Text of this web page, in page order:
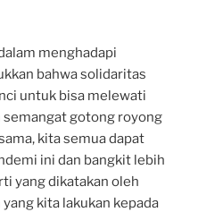
menghadapi
bahwa solidaritas
untuk bisa melewati
semangat gotong royong
kita semua dapat
ini dan bangkit lebih
yang dikatakan oleh
kita lakukan kepada